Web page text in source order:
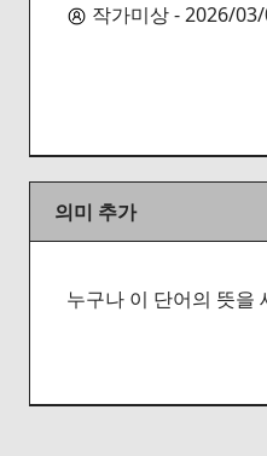
작가미상 - 2026/
의미 추가
누구나 이 단어의 뜻을